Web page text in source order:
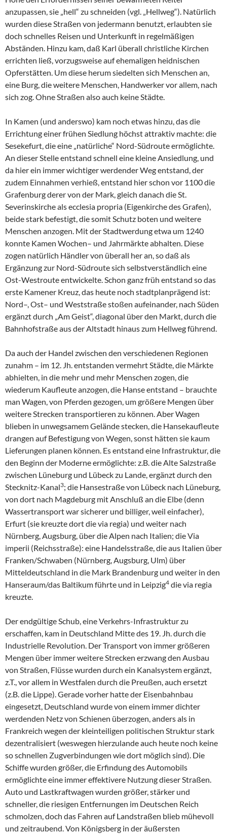
anzupassen, sie „hell“ zu schneiden (vgl. „Hellweg“). Natürlich
wurden diese Straßen von jedermann benutzt, erlaubten sie
doch schnelles Reisen und Unterkunft in regelmäßigen
Abständen. Hinzu kam, daß Karl überall christliche Kirchen
errichten ließ, vorzugsweise auf ehemaligen heidnischen
Opferstätten. Um diese herum siedelten sich Menschen an,
eine Burg, die weitere Menschen, Handwerker vor allem, nach
sich zog. Ohne Straßen also auch keine Städte.
In Kamen (und anderswo) kam noch etwas hinzu, das die
Errichtung einer frühen Siedlung höchst attraktiv machte: die
Sesekefurt, die eine „natürliche“ Nord-Südroute ermöglichte.
An dieser Stelle entstand schnell eine kleine Ansiedlung, und
da hier ein immer wichtiger werdender Weg entstand, der
zudem Einnahmen verhieß, entstand hier schon vor 1100 die
Grafenburg derer von der Mark, gleich danach die St.
Severinskirche als ecclesia propria (Eigenkirche des Grafen),
beide stark befestigt, die somit Schutz boten und weitere
Menschen anzogen. Mit der Stadtwerdung etwa um 1240
konnte Kamen Wochen– und Jahrmärkte abhalten. Diese
zogen natürlich Händler von überall her an, so daß als
Ergänzung zur Nord-Südroute sich selbstverständlich eine
Ost-Westroute entwickelte. Schon ganz früh entstand so das
erste Kamener Kreuz, das heute noch stadtplanprägend ist:
Nord–, Ost– und Weststraße stoßen aufeinander, nach Süden
ergänzt durch „Am Geist“, diagonal über den Markt, durch die
Bahnhofstraße aus der Altstadt hinaus zum Hellweg führend.
Da auch der Handel zwischen den verschiedenen Regionen
zunahm – im 12. Jh. entstanden vermehrt Städte, die Märkte
abhielten, in die mehr und mehr Menschen zogen, die
wiederum Kaufleute anzogen, die Hanse entstand – brauchte
man Wagen, von Pferden gezogen, um größere Mengen über
weitere Strecken transportieren zu können. Aber Wagen
blieben in unwegsamem Gelände stecken, die Hansekaufleute
drangen auf Befestigung von Wegen, sonst hätten sie kaum
Lieferungen planen können. Es entstand eine Infrastruktur, die
den Beginn der Moderne ermöglichte: z.B. die Alte Salzstraße
zwischen Lüneburg und Lübeck zu Lande, ergänzt durch den
Stecknitz-Kanal3; die Hansestraße von Lübeck nach Lüneburg,
von dort nach Magdeburg mit Anschluß an die Elbe (denn
Wassertransport war sicherer und billiger, weil einfacher),
Erfurt (sie kreuzte dort die via regia) und weiter nach
Nürnberg, Augsburg, über die Alpen nach Italien; die Via
imperii (Reichsstraße): eine Handelsstraße, die aus Italien über
Franken/Schwaben (Nürnberg, Augsburg, Ulm) über
Mitteldeutschland in die Mark Brandenburg und weiter in den
Hanseraum/das Baltikum führte und in Leipzig4 die via regia
kreuzte.
Der endgültige Schub, eine Verkehrs-Infrastruktur zu
erschaffen, kam in Deutschland Mitte des 19. Jh. durch die
Industrielle Revolution. Der Transport von immer größeren
Mengen über immer weitere Strecken erzwang den Ausbau
von Straßen, Flüsse wurden durch ein Kanalsystem ergänzt,
z.T., vor allem in Westfalen durch die Preußen, auch ersetzt
(z.B. die Lippe). Gerade vorher hatte der Eisenbahnbau
eingesetzt, Deutschland wurde von einem immer dichter
werdenden Netz von Schienen überzogen, anders als in
Frankreich wegen der kleinteiligen politischen Struktur stark
dezentralisiert (weswegen hierzulande auch heute noch keine
so schnellen Zugverbindungen wie dort möglich sind). Die
Schiffe wurden größer, die Erfindung des Automobils
ermöglichte eine immer effektivere Nutzung dieser Straßen.
Auto und Lastkraftwagen wurden größer, stärker und
schneller, die riesigen Entfernungen im Deutschen Reich
schmolzen, doch das Fahren auf Landstraßen blieb mühevoll
und zeitraubend. Von Königsberg in der äußersten